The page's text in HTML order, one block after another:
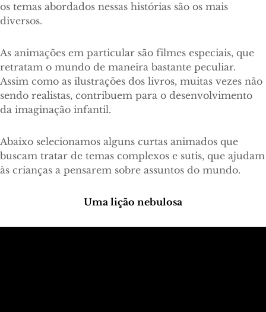
os temas abordados nessas histórias são os mais
diversos.
As animações em particular são filmes especiais, que
retratam o mundo de maneira bastante peculiar.
Assim como as ilustrações dos livros, muitas vezes não
sendo realistas, contribuem para o desenvolvimento
da imaginação infantil.
Abaixo selecionamos alguns curtas animados que
buscam tratar de temas complexos e sutis, que ajudam
às crianças a pensarem sobre assuntos do mundo.
Uma lição nebulosa